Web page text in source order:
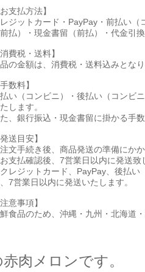
お支払方法】
ジットカード・PayPay・前払い
前払）・現金書留（前払）・代金引
消費税・送料】
の金額は、消費税・送料込みとなり
手数料】
い（コンビニ）・後払い（コンビ
します。
、銀行振込・現金書留に掛かる手
発送目安】
文手続き後、商品発送の準備にかか
支払確認後、7営業日以内に発送致
レジットカード、PayPay、後払い
7営業日以内に発送いたします。
注意事項】
食品のため、沖縄・九州・北海道
肉メロンです。